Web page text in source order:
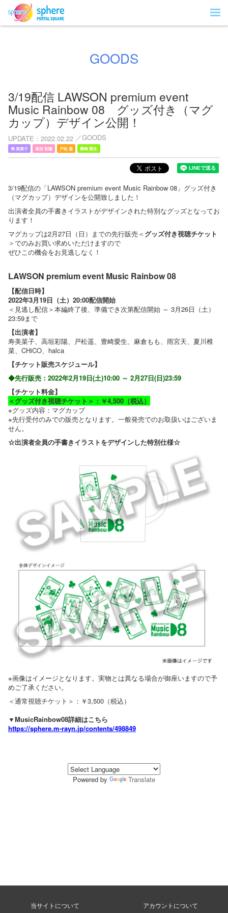
GOODS
3/19配信 LAWSON premium event
Music Rainbow 08 グッズ付き（マグ
カップ）デザイン公開！
UPDATE 2022.02.22 GOODS
寿 美菜子 高垣 彩陽 戸松 遥 豊崎 愛生
3/19配信の「LAWSON premium event Music Rainbow 08」グッズ付き
（マグカップ）デザインを公開致しました！
出演者全員の手書きイラストがデザインされた特別なグッズとなってお
ります！
マグカップは2月27日（日）までの先行販売＜ グッズ付き視聴チケット
＞でのみお買い求めいただけますので
ぜひこの機会をお見逃しなく！
LAWSON premium event Music Rainbow 08
【配信日時】
2022年3月19日（土）20:00配信開始
＜見逃し配信＞本編終了後、準備でき次第配信開始 ～ 3月26日（土）
23:59まで
【出演者】
寿美菜子、高垣彩陽、戸松遥、豊崎愛生、麻倉もも、雨宮天、夏川椎
菜、CHiCO、halca​
【チケット販売スケジュール】
◆先行販売：2022年2月19日(土)10:00 ～ 2月27日(日)23:59
【チケット料金】
＜グッズ付き視聴チケット＞：￥4,500（税込）
※グッズ内容：マグカップ
※先行受付のみでの販売となります。一般発売でのお取扱いはございま
せん。
☆出演者全員の手書きイラストをデザインした特別仕様☆
※画像はイメージとなります。実物とは異なる場合が御座いますので予
めご了承ください。
＜通常視聴チケット＞：￥3,500（税込）
▼MusicRainbow08詳細はこちら
https://sphere.m-rayn.jp/contents/498849
Powered by Translate
当サイトについて アカウントについて